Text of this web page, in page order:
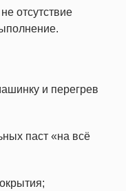
отсутствие
и перегрев
паст «на всё